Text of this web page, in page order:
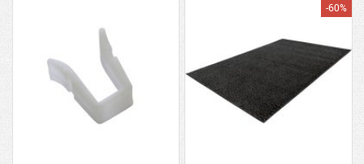
-60%